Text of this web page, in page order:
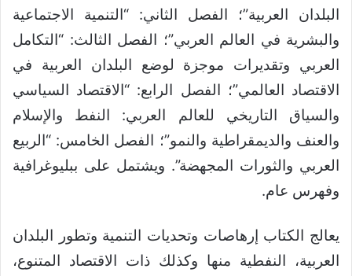
البلدان العربية”؛ الفصل الثاني: “التنمية الاجتماعية
والبشرية في العالم العربي”؛ الفصل الثالث: “التكامل
العربي وتقديرات موجزة لوضع البلدان العربية في
الاقتصاد العالمي”؛ الفصل الرابع: “الاقتصاد السياسي
والسياق التاريخي للعالم العربي: النفط والإسلام
والعنف والديمقراطية والنمو”؛ الفصل الخامس: “الربيع
العربي والثورات المجهضة”. ويشتمل على ببليوغرافية
وفهرس عام.
يعالج الكتاب إرهاصات وتحديات التنمية وتطور البلدان
العربية، النفطية منها وكذلك ذات الاقتصاد المتنوع،